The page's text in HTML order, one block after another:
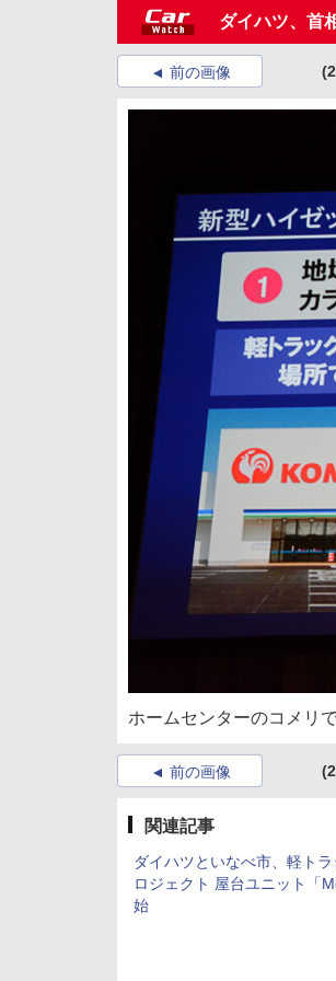
ダイハツ、首
前の画像
ホームセンターのコメリ
前の画像
関連記事
ダイハツといなべ市、軽ト
ロジェクト 屋台ユニット「
始